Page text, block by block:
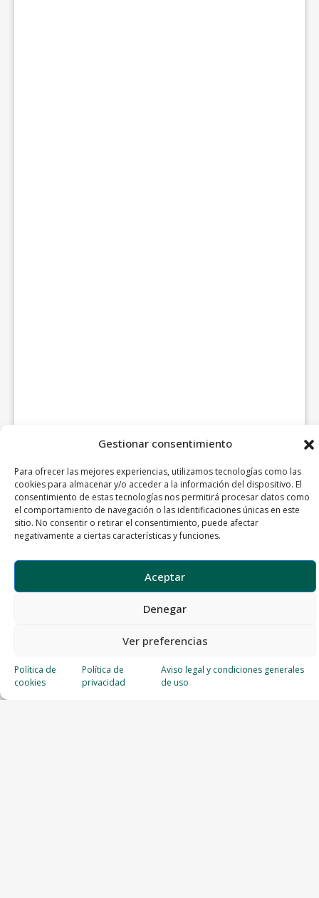
Gestionar consentimiento
Para ofrecer las mejores experiencias, utilizamos tecnologías como las
cookies para almacenar y/o acceder a la información del dispositivo. El
consentimiento de estas tecnologías nos permitirá procesar datos como
el comportamiento de navegación o las identificaciones únicas en este
sitio. No consentir o retirar el consentimiento, puede afectar
negativamente a ciertas características y funciones.
Aceptar
Denegar
Ver preferencias
Política de
cookies
Política de
privacidad
Aviso legal y condiciones generales
de uso